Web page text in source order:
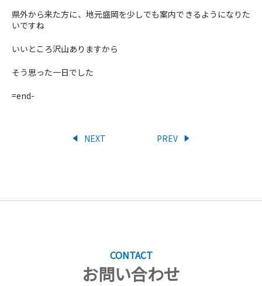
県外から来た方に、地元盛岡を少しでも案内できるようになりた
いですね
いいところ沢山ありますから
そう思った一日でした
=end-
PREV
NEXT
CONTACT
お問い合わせ